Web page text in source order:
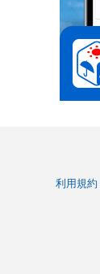
利用規約